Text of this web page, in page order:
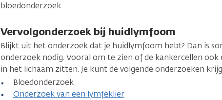
bloedonderzoek.
Vervolgonderzoek bij huidlymfoom
Blijkt uit het onderzoek dat je huidlymfoom hebt? Dan is
onderzoek nodig. Vooral om te zien of de kankercellen ook
in het lichaam zitten. Je kunt de volgende onderzoeken
Bloedonderzoek
Onderzoek van een lymfeklier